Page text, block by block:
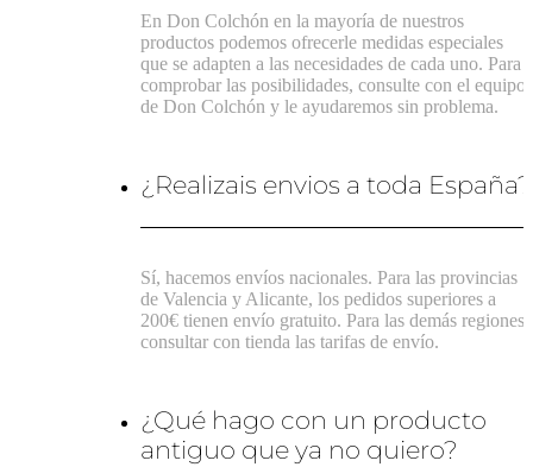
En Don Colchón en la mayoría de nuestros
productos podemos ofrecerle medidas especiales
que se adapten a las necesidades de cada uno. Para
comprobar las posibilidades, consulte con el equipo
de Don Colchón y le ayudaremos sin problema.
¿Realizais envios a toda España?
Sí, hacemos envíos nacionales. Para las provincias
de Valencia y Alicante, los pedidos superiores a
200€ tienen envío gratuito. Para las demás regiones,
consultar con tienda las tarifas de envío.
¿Qué hago con un producto
antiguo que ya no quiero?